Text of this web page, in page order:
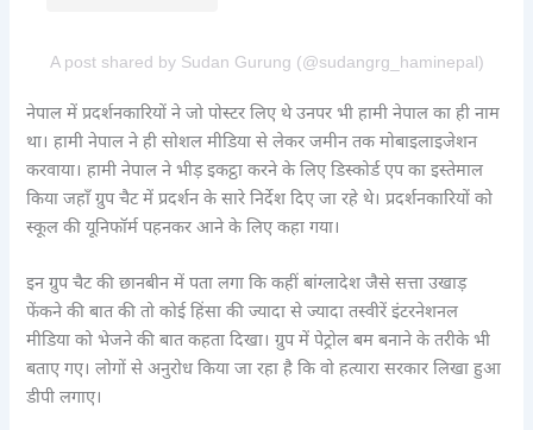
A post shared by Sudan Gurung (@sudangrg_haminepal)
नेपाल में प्रदर्शनकारियों ने जो पोस्टर लिए थे उनपर भी हामी नेपाल का ही नाम
था। हामी नेपाल ने ही सोशल मीडिया से लेकर जमीन तक मोबाइलाइजेशन
करवाया। हामी नेपाल ने भीड़ इकट्ठा करने के लिए डिस्कोर्ड एप का इस्तेमाल
किया जहाँ ग्रुप चैट में प्रदर्शन के सारे निर्देश दिए जा रहे थे। प्रदर्शनकारियों को
स्कूल की यूनिफॉर्म पहनकर आने के लिए कहा गया।
इन ग्रुप चैट की छानबीन में पता लगा कि कहीं बांग्लादेश जैसे सत्ता उखाड़
फेंकने की बात की तो कोई हिंसा की ज्यादा से ज्यादा तस्वीरें इंटरनेशनल
मीडिया को भेजने की बात कहता दिखा। ग्रुप में पेट्रोल बम बनाने के तरीके भी
बताए गए। लोगों से अनुरोध किया जा रहा है कि वो हत्यारा सरकार लिखा हुआ
डीपी लगाए।